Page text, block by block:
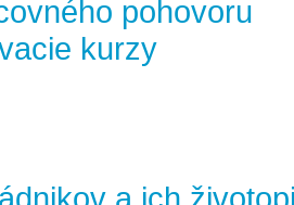
pohovoru
kurzy